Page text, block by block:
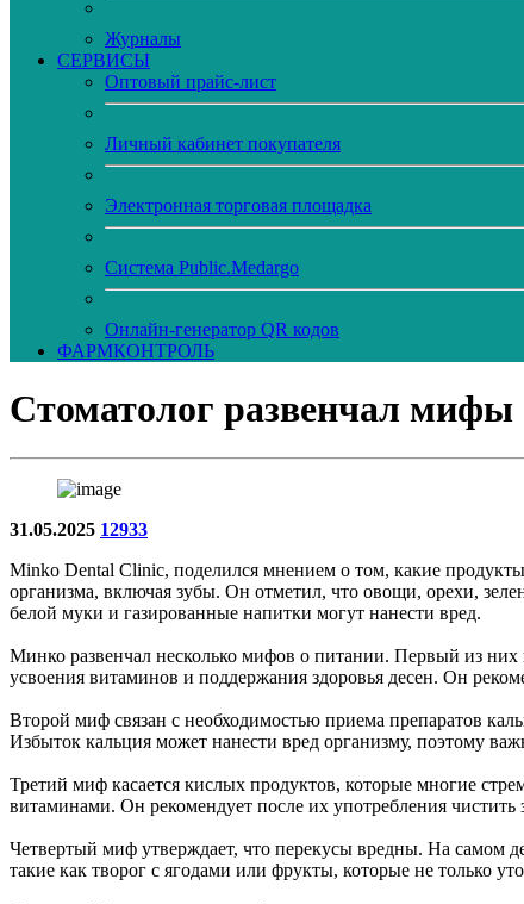
Журналы
CЕРВИСЫ
Оптовый прайс-лист
Личный кабинет покупателя
Электронная торговая площадка
Система Public.Medargo
Онлайн-генератор QR кодов
ФАРМКОНТРОЛЬ
Стоматолог развенчал
31.05.2025 12933
Minko Dental Clinic, поделился мнением о том, какие
организма, включая зубы. Он отметил, что овощи, орехи,
белой муки и газированные напитки могут нанести вред.
Минко развенчал несколько мифов о питании. Первый из
усвоения витаминов и поддержания здоровья десен. Он
Второй миф связан с необходимостью приема препаратов
Избыток кальция может нанести вред организму, поэтому
Третий миф касается кислых продуктов, которые многие
витаминами. Он рекомендует после их употребления
Четвертый миф утверждает, что перекусы вредны. На самом
такие как творог с ягодами или фрукты, которые не только